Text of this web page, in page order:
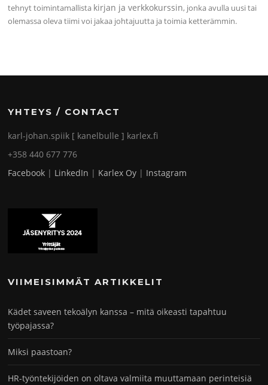
tehnyt toimintamallista kirjan ja verkkokurssin, jonka avulla uusi tai
olemassa oleva tiimi voi jakaa johtajuutta ja toimia ketterämmin.
YHTEYS / CONTACT
karl-johan.spiik [ kanelbulle ] karlex.fi
+358 440 677 776
Facebook | LinkedIn | Karlex Oy | Instagram
VIIMEISIMMÄT ARTIKKELIT
Kädet saveen tekoälyn kanssa – mitä oikeasti tapahtuu
työpajassa?
Miksi paastoan?
HR-työntekijöiden on oltava valmiita muuttamaan perinteisiä